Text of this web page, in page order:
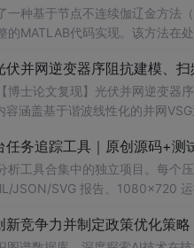
一种基于节点不连续伽辽金方
的MATLAB代码实现。该方法在
并辅以典型算例验证其有效性和
础知识、熟悉MATLAB编程，从事计算数学、流体力
术开发者。; 使用场景及目标：① 学习并掌握节点不连续伽辽金方法
合经典数值分析教材深入理解DG方法的数学背景，逐段调试并运
调整初始条件、网格划分和时间
博士论文复现】光伏并网逆变器
涵盖基于谐波线性化的并网
稳定性分析的核心技术与工程实
网控制或电力系统稳定性研究
定性分析的关键实验；② 学习
内容为核心，不仅提供可运行的
任务追踪工具｜原创源码+测
析工具合集中的独立项目。每
JSON/SVG 报告、1080×720
Node.js 18+ 下执行 npm test
新竞争力并制定政策优化策